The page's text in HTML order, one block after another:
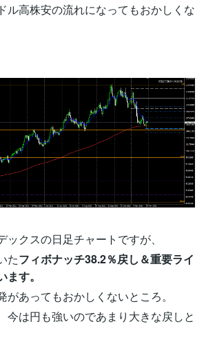
ル高株安の流れになってもおかしくな
ックスの日足チャートですが、
たフィボナッチ38.2％戻し＆重要ライ
す。
があってもおかしくないところ。
今は円も強いのであまり大きな戻しと